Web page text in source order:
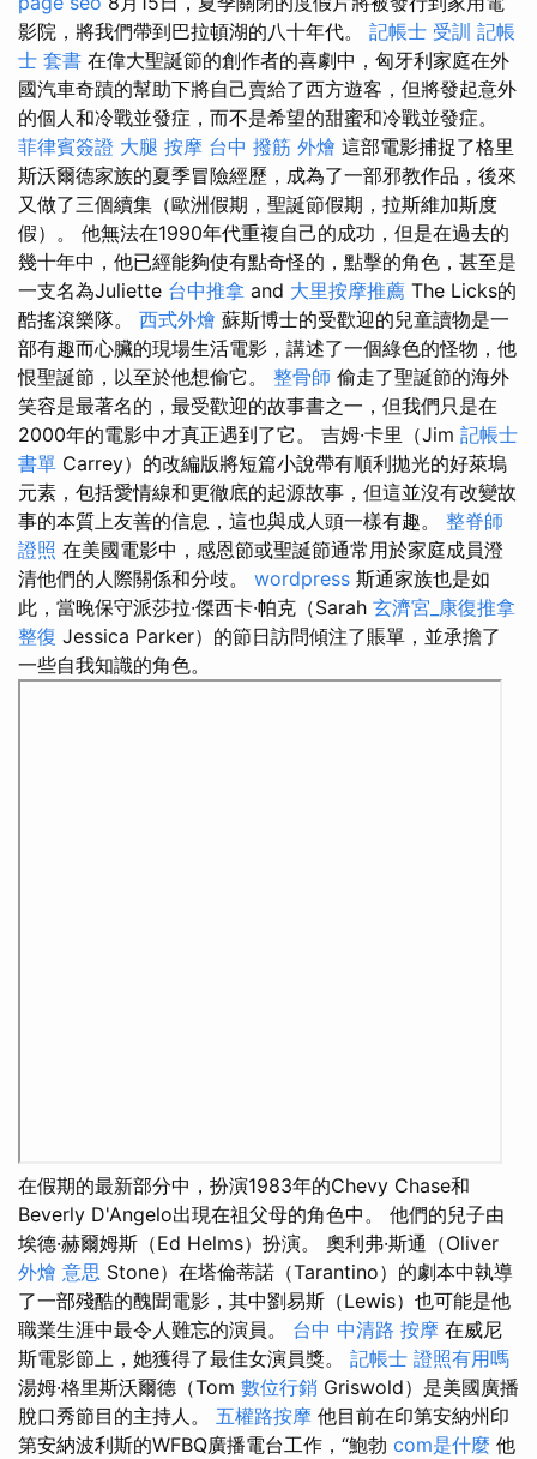
影院，將我們帶到巴拉頓湖的八十年代。 記帳士 受訓 記帳
士 套書 在偉大聖誕節的創作者的喜劇中，匈牙利家庭在外
國汽車奇蹟的幫助下將自己賣給了西方遊客，但將發起意外
的個人和冷戰並發症，而不是希望的甜蜜和冷戰並發症。
菲律賓簽證 大腿 按摩 台中 撥筋 外燴 這部電影捕捉了格里
斯沃爾德家族的夏季冒險經歷，成為了一部邪教作品，後來
又做了三個續集（歐洲假期，聖誕節假期，拉斯維加斯度
假）。 他無法在1990年代重複自己的成功，但是在過去的
幾十年中，他已經能夠使有點奇怪的，點擊的角色，甚至是
一支名為Juliette 台中推拿 and 大里按摩推薦 The Licks的
酷搖滾樂隊。 西式外燴 蘇斯博士的受歡迎的兒童讀物是一
部有趣而心臟的現場生活電影，講述了一個綠色的怪物，他
恨聖誕節，以至於他想偷它。 整骨師 偷走了聖誕節的海外
笑容是最著名的，最受歡迎的故事書之一，但我們只是在
2000年的電影中才真正遇到了它。 吉姆·卡里（Jim 記帳士
書單 Carrey）的改編版將短篇小說帶有順利拋光的好萊塢
元素，包括愛情線和更徹底的起源故事，但這並沒有改變故
事的本質上友善的信息，這也與成人頭一樣有趣。 整脊師
證照 在美國電影中，感恩節或聖誕節通常用於家庭成員澄
清他們的人際關係和分歧。 wordpress 斯通家族也是如
此，當晚保守派莎拉·傑西卡·帕克（Sarah 玄濟宮_康復推拿
整復 Jessica Parker）的節日訪問傾注了賬單，並承擔了
一些自我知識的角色。
在假期的最新部分中，扮演1983年的Chevy Chase和
Beverly D'Angelo出現在祖父母的角色中。 他們的兒子由
埃德·赫爾姆斯（Ed Helms）扮演。 奧利弗·斯通（Oliver
外燴 意思 Stone）在塔倫蒂諾（Tarantino）的劇本中執導
了一部殘酷的醜聞電影，其中劉易斯（Lewis）也可能是他
職業生涯中最令人難忘的演員。 台中 中清路 按摩 在威尼
斯電影節上，她獲得了最佳女演員獎。 記帳士 證照有用嗎
湯姆·格里斯沃爾德（Tom 數位行銷 Griswold）是美國廣播
脫口秀節目的主持人。 五權路按摩 他目前在印第安納州印
第安納波利斯的WFBQ廣播電台工作，“鮑勃 com是什麼 他